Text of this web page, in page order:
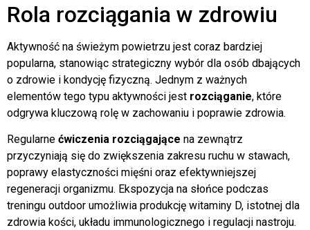
Rola rozciągania w zdrowiu
Aktywność na świeżym powietrzu jest coraz bardziej
popularna, stanowiąc strategiczny wybór dla osób dbających
o zdrowie i kondycję fizyczną. Jednym z ważnych
elementów tego typu aktywności jest rozciąganie, które
odgrywa kluczową rolę w zachowaniu i poprawie zdrowia.
Regularne ćwiczenia rozciągające na zewnątrz
przyczyniają się do zwiększenia zakresu ruchu w stawach,
poprawy elastyczności mięśni oraz efektywniejszej
regeneracji organizmu. Ekspozycja na słońce podczas
treningu outdoor umożliwia produkcję witaminy D, istotnej dla
zdrowia kości, układu immunologicznego i regulacji nastroju.